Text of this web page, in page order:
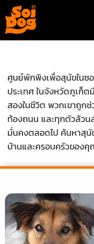
ของ
เรา
ร่วม
เป็น
ส่วน
ใน
ช่วย
เหลือ
สัตว์
ของ
เรา
เป็น
หนึ่ง
ใน
การ
ช่วย
เหลือ
สัตว์
เกี่ยว
กับ
เรา
ศูนย์พักพิงเพื่อสุนัขในซ
ประเทศ ในจังหวัดภูเก็
สองในชีวิต พวกเขาถูก
ท้องถนน และทุกตัวล้วน
มั่นคงตลอดไป ค้นหาสุนั
บ้านและครอบครัวของคุ